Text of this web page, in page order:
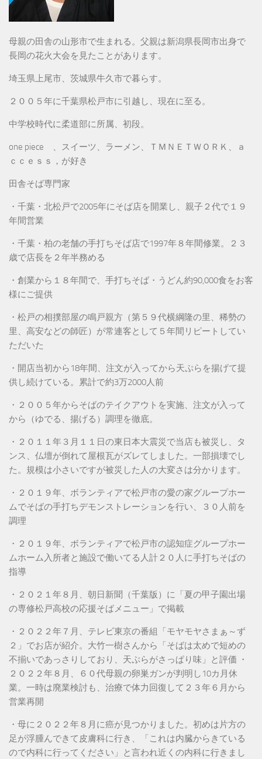
母親の田舎の山形市で生まれる。父親は新潟県長岡市出身で
長岡の花火大会を見たことがあります。
埼玉県上尾市、茨城県牛久市で暮らす。
２００５年に千葉県松戸市に引越し、現在に至る。
中学校時代に柔道部に所属、初段。
one piece 、スイーツ、ラーメン、ＴＭＮＥＴＷＯＲＫ、ａ
ｃｃｅｓｓ，が好き
田舎そば専門家
・千葉・北松戸で2005年にそば店を開業し、親子２代で１９
年間営業
・千葉・柏の老舗の手打ちそば店で1997年８年間修業。２３
歳で店長を２年半務める
・創業から１８年間で、手打ちそば・うどん約90,000食をお客
様にご提供
・松戸の相撲部屋の鳴戸親方（第５９代横綱隆の里、稀勢の
里、高安などの師匠）が常連客として５年間リピートしてい
ただいた
・開店当初から18年間、注文が入ってから天ぷらを揚げて提
供し続けている。累計で約3万2000人前
・２００５年からそばのテイクアウトを実施、注文が入って
から（ゆでる、揚げる）調理を徹底。
・２０１１年３月１１日の東日本大震災で当店も被災し、タ
ンス、仏壇が倒れて屋根瓦がズレてしました。一部損壊でし
た。規模は小さいですが被災した人の大変さは分かります。
・２０１９年、ボランティアで松戸市の愛の家グループホー
ムでそばの手打ちデモンストレーションを行い、３０人前を
調理
・２０１９年、ボランティアで松戸市の認知症グループホー
ムホーム入所者と施設で働いてる人計２０人に手打ちそばの
指導
・２０２１年８月、朝日新聞（千葉版）に「夏の甲子園出場
の専修松戸高校の応援そばメニュー」で掲載
・２０２２年７月、テレビ東京の番組「モヤモヤさまぁ～ず
２」でお店が紹介。大竹一樹さんから「そばは太めで短めの
不揃いであっさりしており、天ぷらがさっぱり味」と評価 ・
２０２２年８月、６０代母親の卵巣ガンが判明し10カ月休
業。一時は廃業検討も、治療で体力回復して２３年６月から
営業再開
・母に２０２２年８月に癌が見つかりました。初めは片方の
足が浮腫んできて皮膚科に行き、「これは内臓からきている
ので内科に行ってください」と言われ近くの内科に行きまし